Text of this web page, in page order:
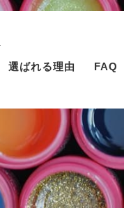
選ばれる理由 FAQ